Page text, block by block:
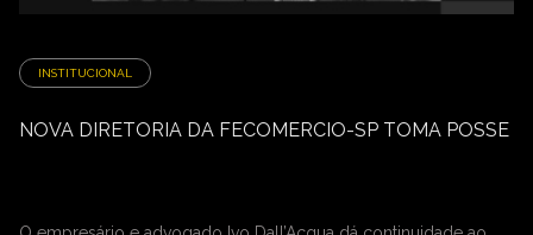
INSTITUCIONAL
NOVA DIRETORIA DA FECOMERCIO-SP TOMA POSSE